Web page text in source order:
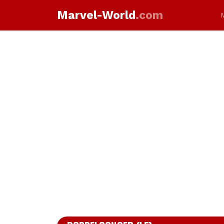
Marvel-World.com